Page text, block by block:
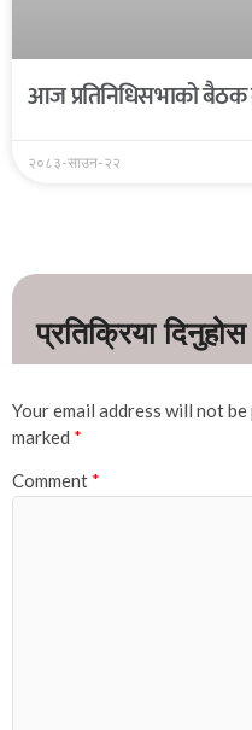
आज प्रतिनिधिसभाको
२०८३-साउन-२२
Your email address will not be
marked *
Comment *